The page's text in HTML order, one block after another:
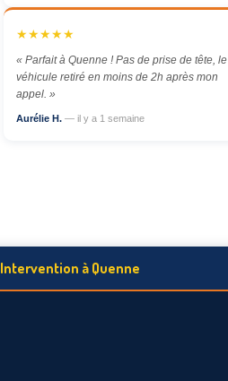
★★★★★
« Parfait à Quenne ! Pas de prise de tête, le
véhicule retiré en moins de 2h après mon
appel. »
Aurélie H. — il y a 1 semaine
Intervention à Quenne